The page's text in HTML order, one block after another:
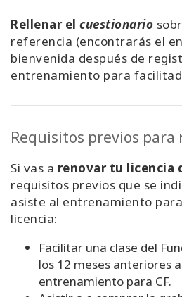
Rellenar el cuestionario
referencia (encontrarás el
bienvenida después de
entrenamiento para
Requisitos previos para
Si vas a renovar tu licencia
requisitos previos que se
asiste al entrenamiento
licencia:
Facilitar una clase del
los 12 meses anteriores
entrenamiento para CF.